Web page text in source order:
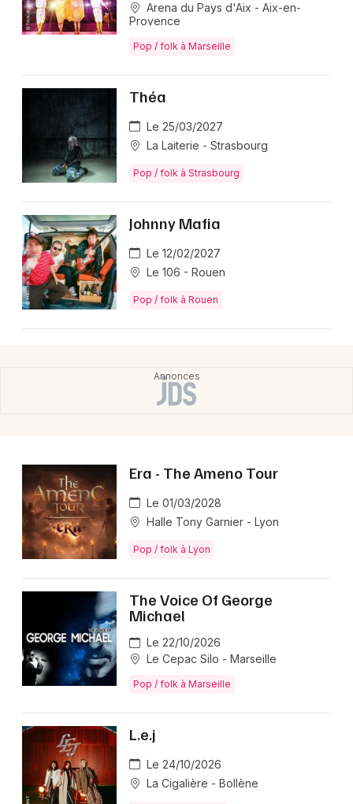
Arena du Pays d'Aix - Aix-en-
Provence
Pop / folk à Marseille
Théa
Le 25/03/2027
La Laiterie - Strasbourg
Pop / folk à Strasbourg
Johnny Mafia
Le 12/02/2027
Le 106 - Rouen
Pop / folk à Rouen
Era - The Ameno Tour
Le 01/03/2028
Halle Tony Garnier - Lyon
Pop / folk à Lyon
The Voice Of George
Michael
Le 22/10/2026
Le Cepac Silo - Marseille
Pop / folk à Marseille
L.e.j
Le 24/10/2026
La Cigalière - Bollène